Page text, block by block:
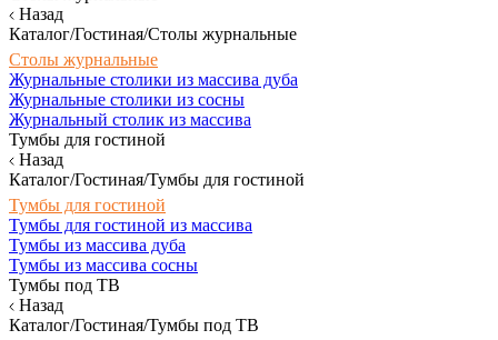
Назад
Каталог/Гостиная/Столы журнальные
Столы журнальные
Журнальные столики из массива дуба
Журнальные столики из сосны
Журнальный столик из массива
Тумбы для гостиной
Назад
Каталог/Гостиная/Тумбы для гостиной
Тумбы для гостиной
Тумбы для гостиной из массива
Тумбы из массива дуба
Тумбы из массива сосны
Тумбы под ТВ
Назад
Каталог/Гостиная/Тумбы под ТВ